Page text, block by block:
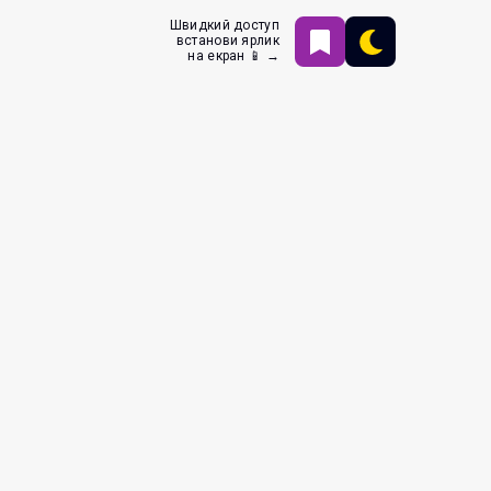
Швидкий доступ
встанови ярлик
на екран 📱 →